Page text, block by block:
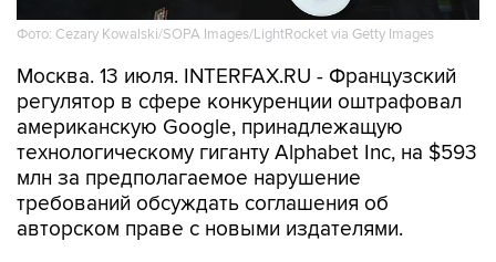
Фото: Cezary Kowalski/SOPA Images/LightRocket via Getty Images
Москва. 13 июля. INTERFAX.RU - Французский
регулятор в сфере конкуренции оштрафовал
американскую Google, принадлежащую
технологическому гиганту Alphabet Inc, на $593
млн за предполагаемое нарушение
требований обсуждать соглашения об
авторском праве с новыми издателями.